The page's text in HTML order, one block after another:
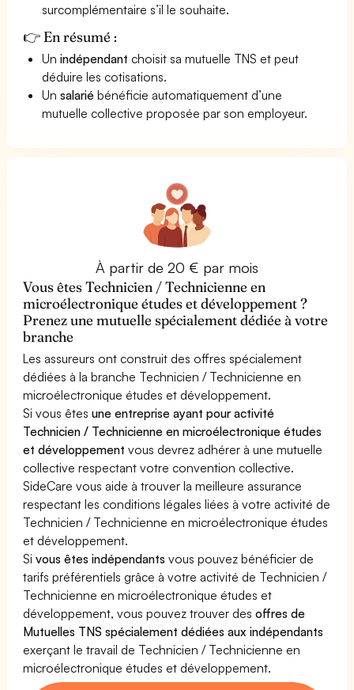
surcomplémentaire s’il le souhaite.
👉 En résumé :
Unindépendant choisit sa mutuelle TNS et peut
déduire les cotisations.
Unsalarié bénéficie automatiquement d’une
mutuelle collective proposée par son employeur.
À partir de 20 € par mois
Vous êtes Technicien / Technicienne en
microélectronique études et développement ?
Prenez une mutuelle spécialement dédiée à votre
branche
Les assureurs ont construit des offres spécialement
dédiées à la branche Technicien / Technicienne en
microélectronique études et développement.
Si vous êtesune entreprise ayant pour activité
Technicien / Technicienne en microélectronique études
et développement vous devrez adhérer à une mutuelle
collective respectant votre convention collective.
SideCare vous aide à trouver la meilleure assurance
respectant les conditions légales liées à votre activité de
Technicien / Technicienne en microélectronique études
et développement.
Sivous êtes indépendants vous pouvez bénéficier de
tarifs préférentiels grâce à votre activité de Technicien /
Technicienne en microélectronique études et
développement, vous pouvez trouver desoffres de
Mutuelles TNS spécialement dédiées aux indépendants
exerçant le travail de Technicien / Technicienne en
microélectronique études et développement.